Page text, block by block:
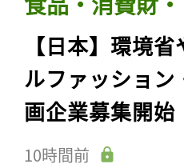
【日本】環境
ルファッショ
画企業募集開始
10時間前